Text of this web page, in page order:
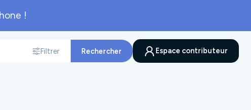
!
Filtrer
Rechercher
Espace contributeur